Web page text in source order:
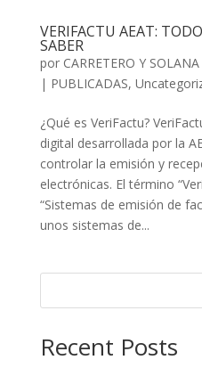
VERIFACTU AEAT:
SABER
por CARRETERO Y
| PUBLICADAS,
¿Qué es VeriFactu?
digital desarrollada por la
controlar la emisión y
electrónicas. El término
“Sistemas de emisión de
unos sistemas de...
Recent Posts